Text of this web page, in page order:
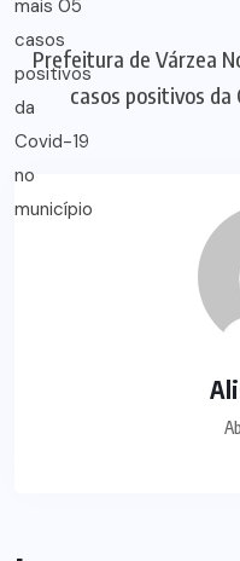
Prefeitura de Várzea
casos positivos da